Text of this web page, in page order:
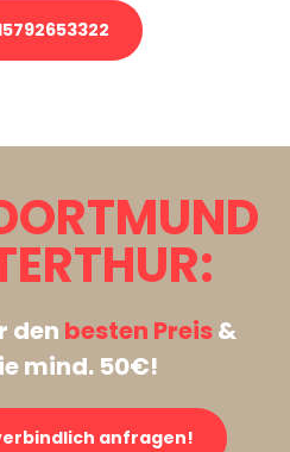
den besten Preis&
mind. 50€!
anfragen!